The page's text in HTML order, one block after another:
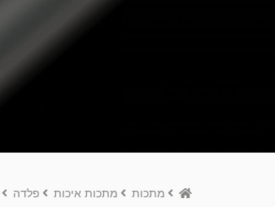
Homeמתכות מתכות איכות פלדה